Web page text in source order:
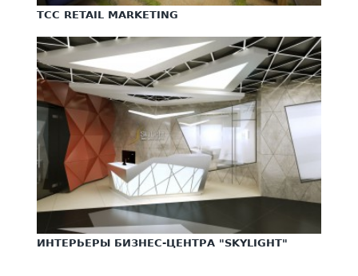
TCC RETAIL MARKETING
ИНТЕРЬЕРЫ БИЗНЕС-ЦЕНТРА "SKYLIGHT"